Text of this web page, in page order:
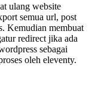
ulang website
semua url, post
Kemudian membuat
redirect jika ada
sebagai
oleh eleventy.